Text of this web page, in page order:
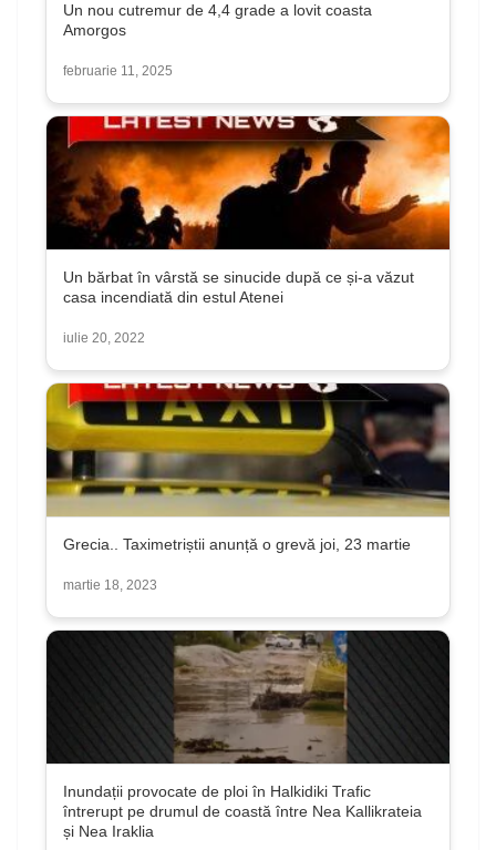
Un nou cutremur de 4,4 grade a lovit coasta
Amorgos
februarie 11, 2025
Un bărbat în vârstă se sinucide după ce și-a văzut
casa incendiată din estul Atenei
iulie 20, 2022
Grecia.. Taximetriștii anunță o grevă joi, 23 martie
martie 18, 2023
Inundații provocate de ploi în Halkidiki Trafic
întrerupt pe drumul de coastă între Nea Kallikrateia
și Nea Iraklia